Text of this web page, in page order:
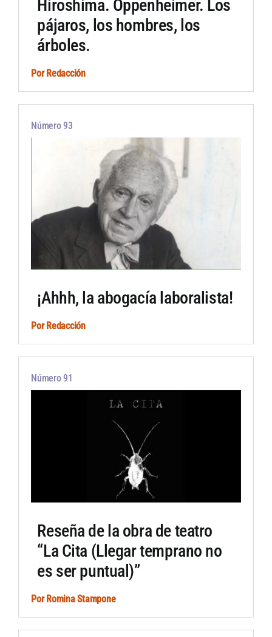
Hiroshima. Oppenheimer. Los
pájaros, los hombres, los
árboles.
Por Redacción
Número 93
¡Ahhh, la abogacía laboralista!
Por Redacción
Número 91
Reseña de la obra de teatro
“La Cita (Llegar temprano no
es ser puntual)”
Por Romina Stampone